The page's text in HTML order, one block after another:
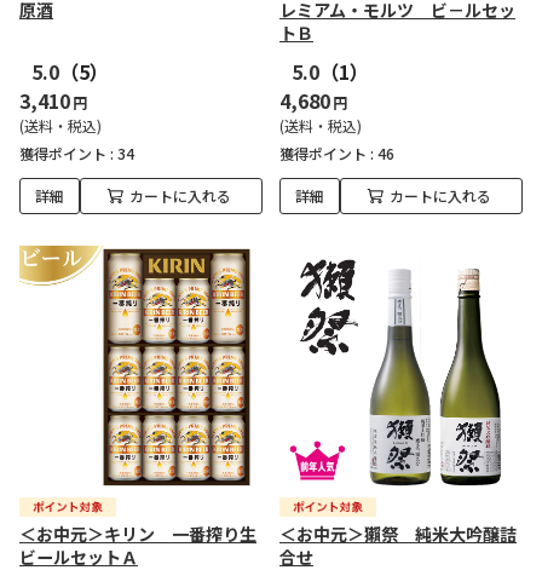
原酒
5.0 （5）
3,410円
(送料・税込)
獲得ポイント : 34
詳細 カートに入れる
レミアム・モルツ ビ－ルセッ
トＢ
5.0 （1）
4,680円
(送料・税込)
獲得ポイント : 46
詳細 カートに入れる
＜お中元＞キリン 一番搾り生
ビールセットＡ
＜お中元＞獺祭 純米大吟醸詰
合せ